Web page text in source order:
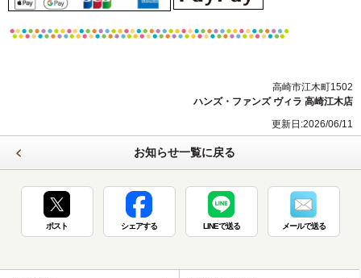
高崎市江木町1502
ハンズ・ファンズ ヴィラ 高崎江木店
更新日:2026/06/11
お知らせ一覧に戻る
ポスト シェアする LINEで送る メールで送る